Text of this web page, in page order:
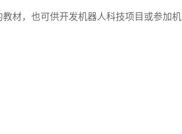
材，也可供开发机器人科技项目或参加机